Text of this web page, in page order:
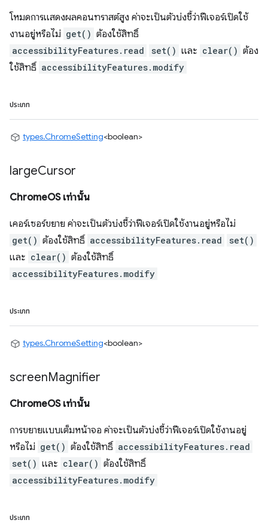
โหมดการแสดงผลคอนทราสต์สูง ค่าจะเป็นตัวบ่งชี้ว่าฟีเจอร์เปิดใช้
งานอยู่หรือไม่ get() ต้องใช้สิทธิ์
accessibilityFeatures.read set() และ clear() ต้อง
ใช้สิทธิ์ accessibilityFeatures.modify
ประเภท
types.ChromeSetting<boolean>
largeCursor
ChromeOS เท่านั้น
เคอร์เซอร์ขยาย ค่าจะเป็นตัวบ่งชี้ว่าฟีเจอร์เปิดใช้งานอยู่หรือไม่
get() ต้องใช้สิทธิ์ accessibilityFeatures.read set()
และ clear() ต้องใช้สิทธิ์
accessibilityFeatures.modify
ประเภท
types.ChromeSetting<boolean>
screenMagnifier
ChromeOS เท่านั้น
การขยายแบบเต็มหน้าจอ ค่าจะเป็นตัวบ่งชี้ว่าฟีเจอร์เปิดใช้งานอยู่
หรือไม่ get() ต้องใช้สิทธิ์ accessibilityFeatures.read
set() และ clear() ต้องใช้สิทธิ์
accessibilityFeatures.modify
ประเภท